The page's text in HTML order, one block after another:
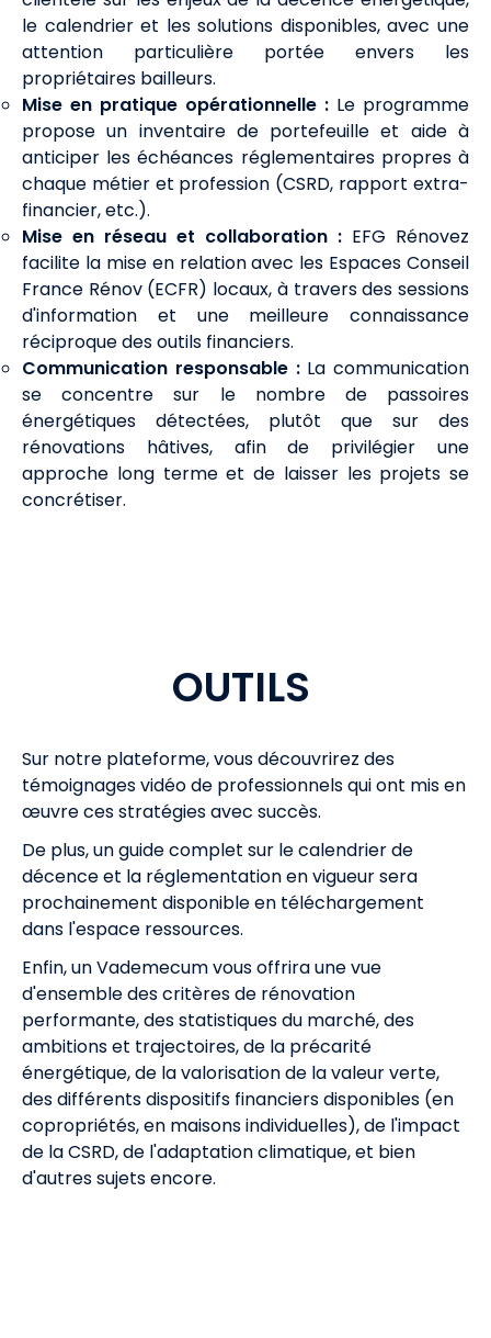
le calendrier et les solutions disponibles, avec une
attention particulière portée envers les
propriétaires bailleurs.
Mise en pratique opérationnelle : Le programme
propose un inventaire de portefeuille et aide à
anticiper les échéances réglementaires propres à
chaque métier et profession (CSRD, rapport extra-
financier, etc.).
Mise en réseau et collaboration : EFG Rénovez
facilite la mise en relation avec les Espaces Conseil
France Rénov (ECFR) locaux, à travers des sessions
d'information et une meilleure connaissance
réciproque des outils financiers.
Communication responsable :La communication
se concentre sur le nombre de passoires
énergétiques détectées, plutôt que sur des
rénovations hâtives, afin de privilégier une
approche long terme et de laisser les projets se
concrétiser.
OUTILS
Sur notre plateforme, vous découvrirez des
témoignages vidéo de professionnels qui ont mis en
œuvre ces stratégies avec succès.
De plus, un guide complet sur le calendrier de
décence et la réglementation en vigueur sera
prochainement disponible en téléchargement
dans l'espace ressources.
Enfin, un Vademecum vous offrira une vue
d'ensemble des critères de rénovation
performante, des statistiques du marché, des
ambitions et trajectoires, de la précarité
énergétique, de la valorisation de la valeur verte,
des différents dispositifs financiers disponibles (en
copropriétés, en maisons individuelles), de l'impact
de la CSRD, de l'adaptation climatique, et bien
d'autres sujets encore.